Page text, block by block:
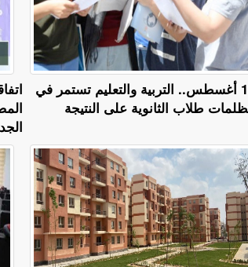
حتى 13 أغسطس.. التربية والتعليم تستمر في
طلاب الثانوية على النتيجة